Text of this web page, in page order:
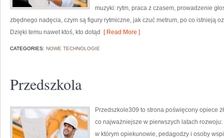
muzyki: rytm, praca z czasem, prowadzenie
zbędnego nadęcia, czym są figury rytmiczne, jak czuć metrum, po co istnieją
Dzięki temu nawet ktoś, kto dotąd
[ Read More ]
CATEGORIES: NOWE TECHNOLOGIE
Przedszkola
Przedszkole309 to strona poświęcony opiece
co najważniejsze w pierwszych latach
w którym opiekunowie, pedagodzy i osoby